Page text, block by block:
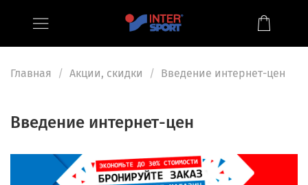
Главная Акции, скидки Введение интернет-цен
Введение интернет-цен